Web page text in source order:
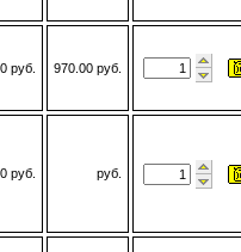
руб. 970.00 руб.
руб. руб.